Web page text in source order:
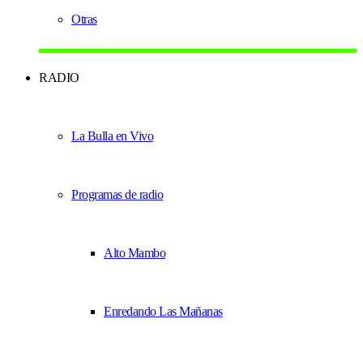
Otras
RADIO
La Bulla en Vivo
Programas de radio
Alto Mambo
Enredando Las Mañanas